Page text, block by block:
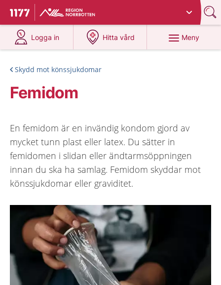
Till startsidan för 1177
Du har valt region
Logga in
på 1177.se
Hitta vård
på 1177.se
Meny
Skydd mot könssjukdomar
Femidom
En femidom är en invändig kondom gjord av
mycket tunn plast eller latex. Du sätter in
femidomen i slidan eller ändtarmsöppningen
innan du ska ha samlag. Femidom skyddar mot
könssjukdomar eller graviditet.